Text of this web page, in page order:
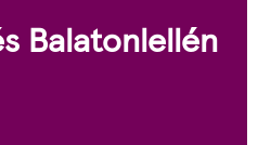
Balatonlellén